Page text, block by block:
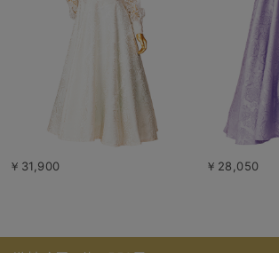
￥31,900 ￥28,050